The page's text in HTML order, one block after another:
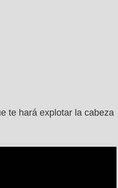
te hará explotar la cabeza